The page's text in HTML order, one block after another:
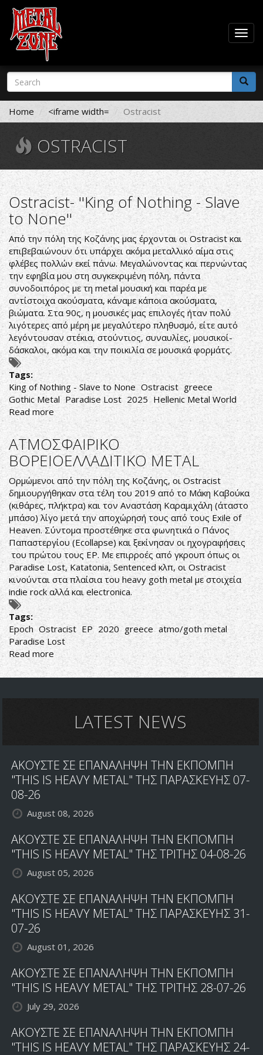
Skip
main
content
Search
form
Search
Home <iframe width= Ostracist
OSTRACIST
Ostracist- ''King of Nothing - Slave
to None''
Από την πόλη της Κοζάνης μας έρχονται οι Ostracist και
επιβεβαιώνουν ότι υπάρχει ακόμα μεταλλικό αίμα στις
φλέβες πολλών εκεί πάνω. Μεγαλώνοντας και περνώντας
την εφηβία μου στη συγκεκριμένη πόλη, πάντα
συνοδοιπόρος με τη metal μουσική και παρέα με
αντίστοιχα ακούσματα, κάναμε κάποια ακούσματα,
βιώματα. Στα 90ς, η μουσικές μας επιλογές ήταν πολύ
λιγότερες από μέρη με μεγαλύτερο πληθυσμό, είτε αυτό
λεγόντουσαν στέκια, στούντιος, συναυλίες, μουσικοί-
δάσκαλοι, ακόμα και την ποικιλία σε μουσικά φορμάτς.
Tags:
King of Nothing - Slave to None Ostracist greece
Gothic Metal Paradise Lost 2025 Hellenic Metal World
Read moreabout
Ostracist-
''King
of
Nothing
Slave
to
None''
ΑΤΜΟΣΦΑΙΡΙΚΟ
ΒΟΡΕΙΟΕΛΛΑΔΙΤΙΚΟ METAL
Oρμώμενοι από την πόλη της Κοζάνης, οι Ostracist
δημιουργήθηκαν στα τέλη του 2019 από το Μάκη Καβούκα
(κιθάρες, πλήκτρα) και τον Αναστάση Καραμιχάλη (άταστο
μπάσο) λίγο μετά την αποχώρησή τους από τους Exile of
Heaven. Σύντομα προστέθηκε στα φωνητικά ο Πάνος
Παπαστεργίου (Ecollapse) και ξεκίνησαν οι ηχογραφήσεις
του πρώτου τους EP. Με επιρροές από γκρουπ όπως οι
Paradise Lost, Katatonia, Sentenced κλπ, οι Ostracist
κινούνται στα πλαίσια του heavy goth metal με στοιχεία
indie rock αλλά και electronica.
Tags:
Epoch Ostracist EP 2020 greece atmo/goth metal
Paradise Lost
Read more about
ΑΤΜΟΣΦΑΙΡΙΚΟ
ΒΟΡΕΙΟΕΛΛΑΔΙΤΙΚΟ
LATEST NEWS
ΑΚΟΥΣΤΕ ΣΕ ΕΠΑΝΑΛΗΨΗ ΤΗΝ ΕΚΠΟΜΠΗ
"THIS IS HEAVY METAL" ΤΗΣ ΠΑΡΑΣΚΕΥΗΣ 07-
08-26
August 08, 2026
ΑΚΟΥΣΤΕ ΣΕ ΕΠΑΝΑΛΗΨΗ ΤΗΝ ΕΚΠΟΜΠΗ
"THIS IS HEAVY METAL" ΤΗΣ ΤΡΙΤΗΣ 04-08-26
August 05, 2026
ΑΚΟΥΣΤΕ ΣΕ ΕΠΑΝΑΛΗΨΗ ΤΗΝ ΕΚΠΟΜΠΗ
"THIS IS HEAVY METAL" ΤΗΣ ΠΑΡΑΣΚΕΥΗΣ 31-
07-26
August 01, 2026
ΑΚΟΥΣΤΕ ΣΕ ΕΠΑΝΑΛΗΨΗ ΤΗΝ ΕΚΠΟΜΠΗ
"THIS IS HEAVY METAL" ΤΗΣ ΤΡΙΤΗΣ 28-07-26
July 29, 2026
ΑΚΟΥΣΤΕ ΣΕ ΕΠΑΝΑΛΗΨΗ ΤΗΝ ΕΚΠΟΜΠΗ
"THIS IS HEAVY METAL" ΤΗΣ ΠΑΡΑΣΚΕΥΗΣ 24-